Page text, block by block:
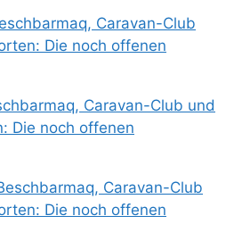
Caravan-Club
Die noch offenen
Caravan-Club und
Die noch offenen
Caravan-Club
Die noch offenen